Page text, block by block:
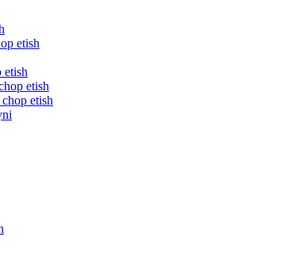
etish
etish
etish
etish